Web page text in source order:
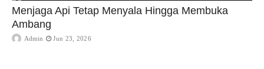
Menjaga Api Tetap Menyala Hingga Membuka
Ambang
Admin Jun 23, 2026